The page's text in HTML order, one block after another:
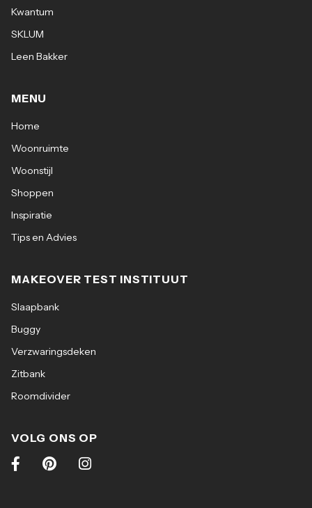
Kwantum
SKLUM
Leen Bakker
MENU
Home
Woonruimte
Woonstijl
Shoppen
Inspiratie
Tips en Advies
MAKEOVER TEST INSTITUUT
Slaapbank
Buggy
Verzwaringsdeken
Zitbank
Roomdivider
VOLG ONS OP